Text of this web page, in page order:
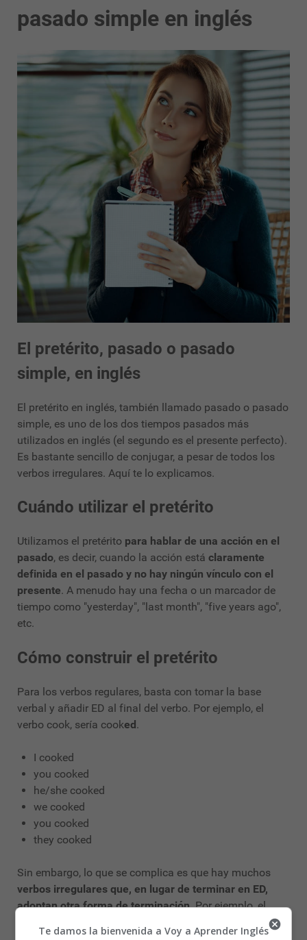
pasado simple en inglés
El pretérito, pasado o pasado
simple, en inglés
El pretérito en inglés, también llamado pasado o pasado
simple, es uno de los dos tiempos pasados más
utilizados en inglés (el segundo es el presente perfecto).
Es bastante sencillo de conjugar, a pesar de todos los
verbos irregulares. Aquí te lo explicamos.
Cuándo utilizar el pretérito
Utilizamos el pretérito para hablar de una acción en el
pasado, es decir, cuando la acción está claramente
definida en el pasado y no hay ningún vínculo con el
presente. A menudo hay una fecha o un marcador de
tiempo como "yesterday", "last month", "five years ago",
etc.
Cómo construir el pretérito
Para los verbos regulares, basta con tomar la base
verbal y añadir ED al final del verbo. Por ejemplo, el
verbo cook, sería cooked.
I cooked
you cooked
he/she cooked
we cooked
you cooked
they cooked
Sin embargo, lo que se complica es que hay muchos
verbos irregulares que, en lugar de terminar en ED,
adoptan otra forma de terminación. Por ejemplo, el
verbo to swim no terminará en swimked sino en swam.
Te damos la bienvenida a Voy a Aprender Inglés